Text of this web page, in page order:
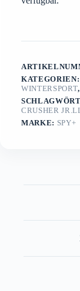
KATEGORIEN:
WINTERSPORT,
CRUSHER
MARKE: SPY+